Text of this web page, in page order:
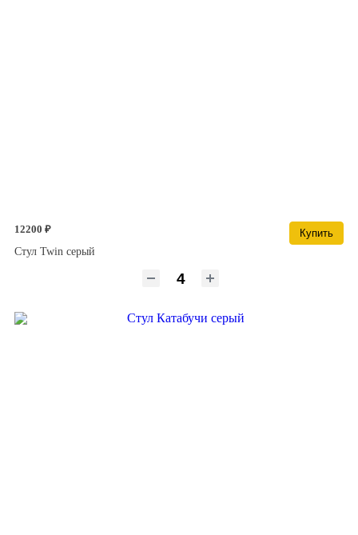
12200 ₽
Купить
Стул Twin серый